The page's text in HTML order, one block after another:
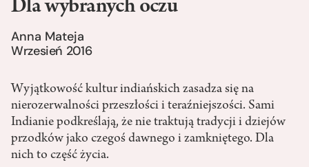
Dla wybranych oczu
Anna Mateja
Wrzesień 2016
Wyjątkowość kultur indiańskich zasadza się na
nierozerwalności przeszłości i teraźniejszości. Sami
Indianie podkreślają, że nie traktują tradycji i dziejów
przodków jako czegoś dawnego i zamkniętego. Dla
nich to część życia.